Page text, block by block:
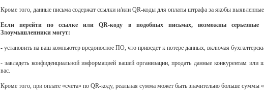
Кроме того, данные письма содержат ссылки и/или QR-коды для оплаты штрафа за якобы
Если перейти по ссылке или QR-коду в подобных письмах, возможны серьезные
Злоумышленники могут:
- установить на ваш компьютер вредоносное ПО, что приведет к потере данных, включая
- завладеть конфиденциальной информацией вашей организации, продать данные конкурентам или
вас.
Кроме того, при оплате «счета» по QR-коду, реальная сумма может быть значительно больше суммы